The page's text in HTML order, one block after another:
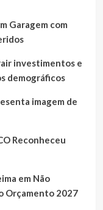
Garagem com
investimentos e
demográficos
imagem de
Reconheceu
em Não
Orçamento 2027